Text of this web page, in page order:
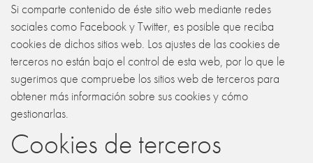
Si comparte contenido de éste sitio web mediante redes
sociales como Facebook y Twitter, es posible que reciba
cookies de dichos sitios web. Los ajustes de las cookies de
terceros no están bajo el control de esta web, por lo que le
sugerimos que compruebe los sitios web de terceros para
obtener más información sobre sus cookies y cómo
gestionarlas.
Cookies de terceros